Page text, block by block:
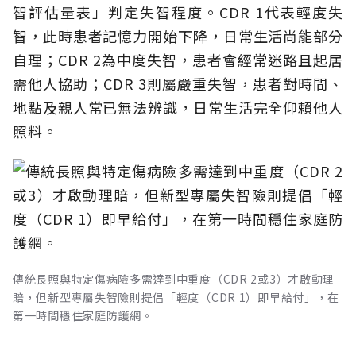
智評估量表」判定失智程度。CDR 1代表輕度失
智，此時患者記憶力開始下降，日常生活尚能部分
自理；CDR 2為中度失智，患者會經常迷路且起居
需他人協助；CDR 3則屬嚴重失智，患者對時間、
地點及親人常已無法辨識，日常生活完全仰賴他人
照料。
傳統長照與特定傷病險多需達到中重度（CDR 2或3）才啟動理
賠，但新型專屬失智險則提倡「輕度（CDR 1）即早給付」，在
第一時間穩住家庭防護網。